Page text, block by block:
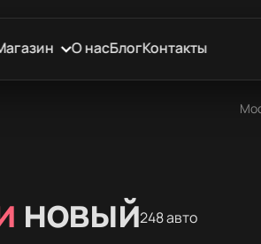
О насБлогКонтакты
новый248 авто